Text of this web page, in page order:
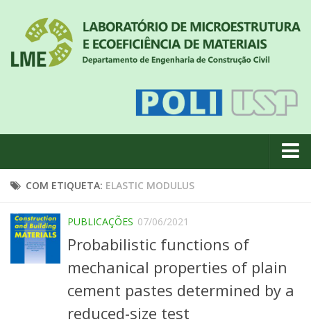
Quem somos
Geral
Projetos de pesquisa
COM ETIQUETA: ELASTIC MODULUS
PUBLICAÇÕES 07/06/2021
Probabilistic functions of
mechanical properties of plain
cement pastes determined by a
reduced-size test